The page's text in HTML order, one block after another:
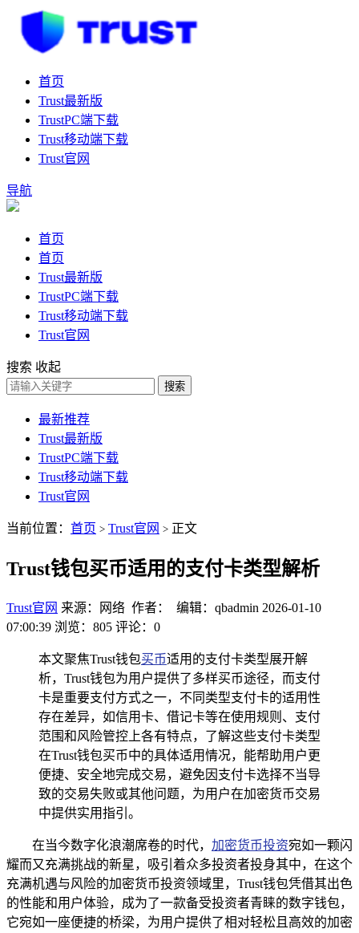
首页
Trust最新版
TrustPC端下载
Trust移动端下载
Trust官网
导航
首页
首页
Trust最新版
TrustPC端下载
Trust移动端下载
Trust官网
搜索 收起
搜索
最新推荐
Trust最新版
TrustPC端下载
Trust移动端下载
Trust官网
当前位置： 首页 > Trust官网 > 正文
Trust钱包买币适用的支付卡类型解析
Trust官网 来源：网络 作者： 编辑：qbadmin 2026-01-10
07:00:39 浏览：805 评论：0
本文聚焦Trust钱包买币适用的支付卡类型展开解
析，Trust钱包为用户提供了多样买币途径，而支付
卡是重要支付方式之一，不同类型支付卡的适用性
存在差异，如信用卡、借记卡等在使用规则、支付
范围和风险管控上各有特点，了解这些支付卡类型
在Trust钱包买币中的具体适用情况，能帮助用户更
便捷、安全地完成交易，避免因支付卡选择不当导
致的交易失败或其他问题，为用户在加密货币交易
中提供实用指引。
在当今数字化浪潮席卷的时代， 加密货币投资宛如一颗闪
耀而又充满挑战的新星，吸引着众多投资者投身其中，在这个
充满机遇与风险的加密货币投资领域里，Trust钱包凭借其出色
的性能和用户体验，成为了一款备受投资者青睐的数字钱包，
它宛如一座便捷的桥梁，为用户提供了相对轻松且高效的加密